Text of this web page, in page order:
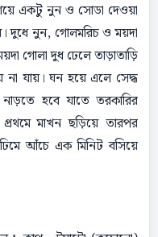
একটু নুন ও সোডা দেওয়া
দুধে নুন, গোলমরিচ ও ময়দা
গোলা দুধ ঢেলে তাড়াতাড়ি
না যায়। ঘন হয়ে এলে সেদ্ধ
হবে যাতে তরকারির
মাখন ছড়িয়ে তারপর
আঁচে এক মিনিট বসিয়ে